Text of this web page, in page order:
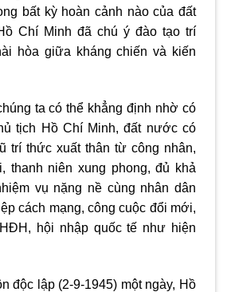
bất kỳ hoàn cảnh nào của đất
Chí Minh đã chú ý đào tạo trí
hòa giữa kháng chiến và kiến
ta có thể khẳng định nhờ có
tịch Hồ Chí Minh, đất nước có
trí thức xuất thân từ công nhân,
thanh niên xung phong, đủ khả
vụ nặng nề cùng nhân dân
cách mạng, công cuộc đổi mới,
hội nhập quốc tế như hiện
độc lập (2-9-1945) một ngày, Hồ